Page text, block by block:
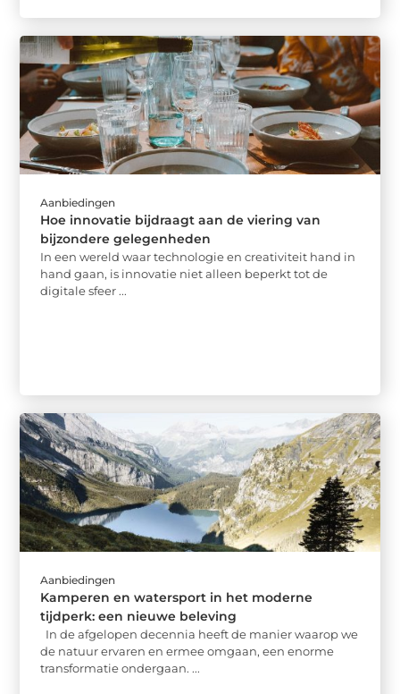
Aanbiedingen
Hoe innovatie bijdraagt aan de viering van
bijzondere gelegenheden
In een wereld waar technologie en creativiteit hand in
hand gaan, is innovatie niet alleen beperkt tot de
digitale sfeer ...
Aanbiedingen
Kamperen en watersport in het moderne
tijdperk: een nieuwe beleving
In de afgelopen decennia heeft de manier waarop we
de natuur ervaren en ermee omgaan, een enorme
transformatie ondergaan. ...